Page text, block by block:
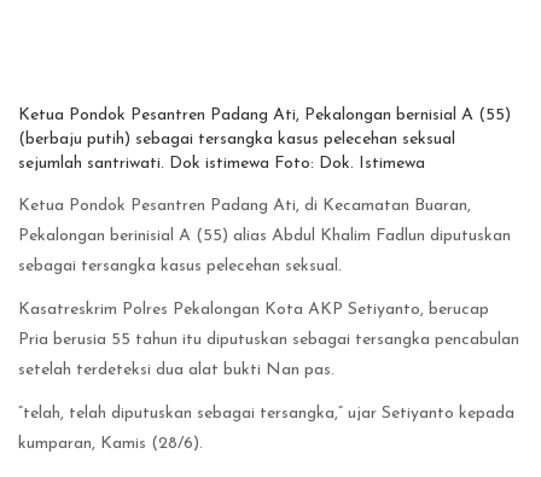
Ketua Pondok Pesantren Padang Ati, Pekalongan bernisial A (55)
(berbaju putih) sebagai tersangka kasus pelecehan seksual
sejumlah santriwati. Dok istimewa Foto: Dok. Istimewa
Ketua Pondok Pesantren Padang Ati, di Kecamatan Buaran,
Pekalongan berinisial A (55) alias Abdul Khalim Fadlun diputuskan
sebagai tersangka kasus pelecehan seksual.
Kasatreskrim Polres Pekalongan Kota AKP Setiyanto, berucap
Pria berusia 55 tahun itu diputuskan sebagai tersangka pencabulan
setelah terdeteksi dua alat bukti Nan pas.
“telah, telah diputuskan sebagai tersangka,” ujar Setiyanto kepada
kumparan, Kamis (28/6).